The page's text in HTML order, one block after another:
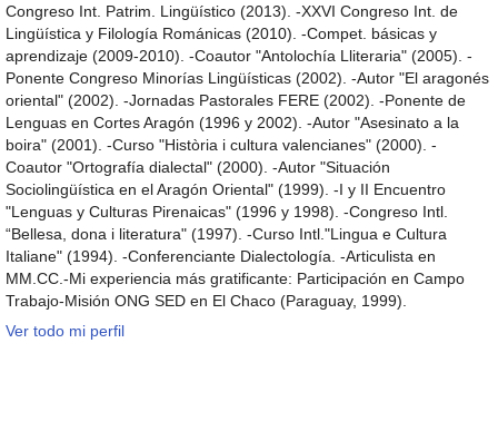
Congreso Int. Patrim. Lingüístico (2013). -XXVI Congreso Int. de
Lingüística y Filología Románicas (2010). -Compet. básicas y
aprendizaje (2009-2010). -Coautor "Antolochía Lliteraria" (2005). -
Ponente Congreso Minorías Lingüísticas (2002). -Autor "El aragonés
oriental" (2002). -Jornadas Pastorales FERE (2002). -Ponente de
Lenguas en Cortes Aragón (1996 y 2002). -Autor "Asesinato a la
boira" (2001). -Curso "Història i cultura valencianes" (2000). -
Coautor "Ortografía dialectal" (2000). -Autor "Situación
Sociolingüística en el Aragón Oriental" (1999). -I y II Encuentro
"Lenguas y Culturas Pirenaicas" (1996 y 1998). -Congreso Intl.
“Bellesa, dona i literatura" (1997). -Curso Intl."Lingua e Cultura
Italiane" (1994). -Conferenciante Dialectología. -Articulista en
MM.CC.-Mi experiencia más gratificante: Participación en Campo
Trabajo-Misión ONG SED en El Chaco (Paraguay, 1999).
Ver todo mi perfil